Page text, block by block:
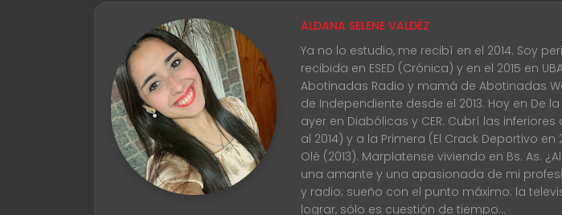
ALDANA SELENE VALDÉZ
Ya no lo estudio, me recibí en el 2014. Soy
recibida en ESED (Crónica) y en el 2015 en
Abotinadas Radio y mamá de Abotinadas
de Independiente desde el 2013. Hoy en De
ayer en Diabólicas y CER. Cubrí las inferiores
al 2014) y a la Primera (El Crack Deportivo en
Olé (2013). Marplatense viviendo en Bs. As.
una amante y una apasionada de mi
y radio; sueño con el punto máximo: la
lograr, sólo es cuestión de tiempo...